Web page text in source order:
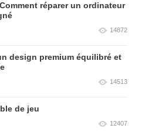
réparer un ordinateur
14872
design premium équilibré et
14513
de jeu
12407